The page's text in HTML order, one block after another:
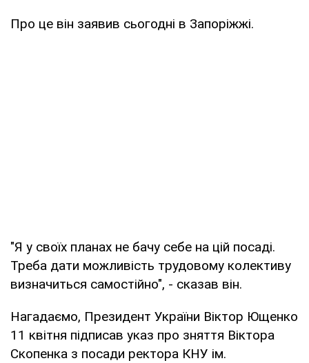
Про це він заявив сьогодні в Запоріжжі.
"Я у своїх планах не бачу себе на цій посаді.
Треба дати можливість трудовому колективу
визначиться самостійно", - сказав він.
Нагадаємо, Президент України Віктор Ющенко
11 квітня підписав указ про зняття Віктора
Скопенка з посади ректора КНУ ім.